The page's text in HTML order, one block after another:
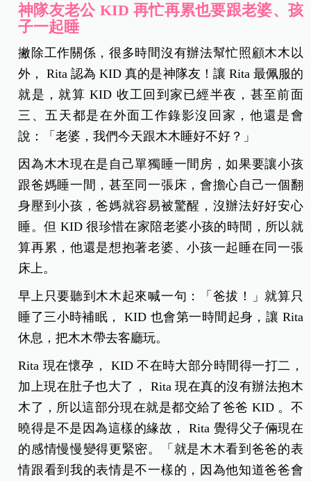
神隊友老公 KID 再忙再累也要跟老婆、孩
子一起睡
撇除工作關係，很多時間沒有辦法幫忙照顧木木以
外， Rita 認為 KID 真的是神隊友！讓 Rita 最佩服的
就是，就算 KID 收工回到家已經半夜，甚至前面
三、五天都是在外面工作錄影沒回家，他還是會
說：「老婆，我們今天跟木木睡好不好？」
因為木木現在是自己單獨睡一間房，如果要讓小孩
跟爸媽睡一間，甚至同一張床，會擔心自己一個翻
身壓到小孩，爸媽就容易被驚醒，沒辦法好好安心
睡。但 KID 很珍惜在家陪老婆小孩的時間，所以就
算再累，他還是想抱著老婆、小孩一起 睡在同一張
床上。
早上只要聽到木木起來喊一句：「爸拔！」就算只
睡了三小時補眠， KID 也會第一時間起身，讓 Rita
休息，把木木帶去客廳玩。
Rita 現在懷孕， KID 不在時大部分時間得一打二，
加上現在肚子也大了， Rita 現在真的沒有辦法抱木
木了，所以這部分現在就是都交給了爸爸 KID 。不
曉得是不是因為這樣的緣故， Rita 覺得父子倆現在
的感情慢慢變得更緊密。「就是木木看到爸爸的表
情跟看到我的表情是不一樣的，因為他知道爸爸會